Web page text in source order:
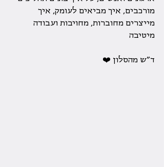
מורכבים, איך מביאים לעומק, איך
מייצרים מחוברות, מחויבות ועבודה
מיטיבה
ד״ש מהסלון ❤️